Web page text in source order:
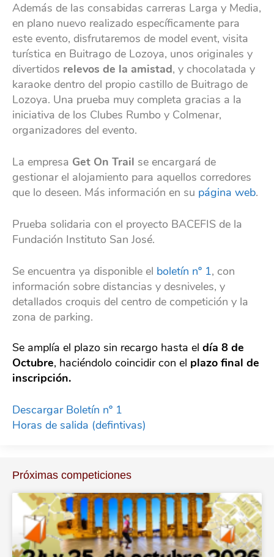
Además de las consabidas carreras Larga y Media,
en plano nuevo realizado específicamente para
este evento, disfrutaremos de model event, visita
turística en Buitrago de Lozoya, unos originales y
divertidos relevos de la amistad, y chocolatada y
karaoke dentro del propio castillo de Buitrago de
Lozoya. Una prueba muy completa gracias a la
iniciativa de los Clubes Rumbo y Colmenar,
organizadores del evento.
La empresa Get On Trail se encargará de
gestionar el alojamiento para aquellos corredores
que lo deseen. Más información en su página web.
Prueba solidaria con el proyecto BACEFIS de la
Fundación Instituto San José.
Se encuentra ya disponible el boletín nº 1, con
información sobre distancias y desniveles, y
detallados croquis del centro de competición y la
zona de parking.
Se amplía el plazo sin recargo hasta el día 8 de
Octubre, haciéndolo coincidir con el plazo final de
inscripción.
Descargar Boletín nº 1
Horas de salida (defintivas)
Próximas competiciones